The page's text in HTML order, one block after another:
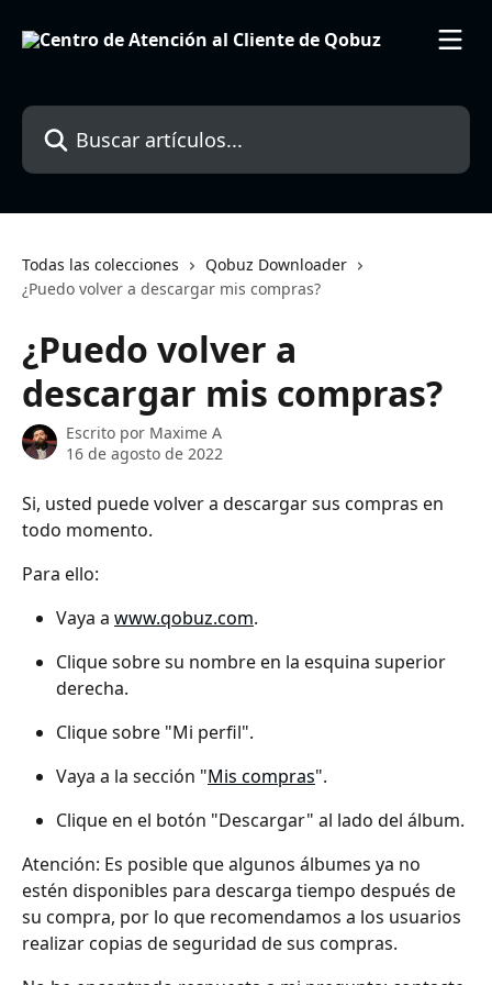
Buscar artículos...
Todas las colecciones
Qobuz Downloader
¿Puedo volver a descargar mis compras?
¿Puedo volver a
descargar mis compras?
Escrito por Maxime A
16 de agosto de 2022
Si, usted puede volver a descargar sus compras en
todo momento.
Para ello:
Vaya a www.qobuz.com.
Clique sobre su nombre en la esquina superior
derecha.
Clique sobre "Mi perfil".
Vaya a la sección "Mis compras".
Clique en el botón "Descargar" al lado del álbum.
Atención: Es posible que algunos álbumes ya no
estén disponibles para descarga tiempo después de
su compra, por lo que recomendamos a los usuarios
realizar copias de seguridad de sus compras.